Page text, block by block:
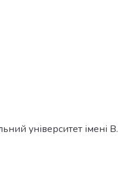
університет імені В.